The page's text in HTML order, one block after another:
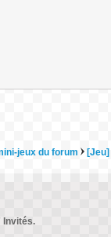
jeux du forum
Invités.